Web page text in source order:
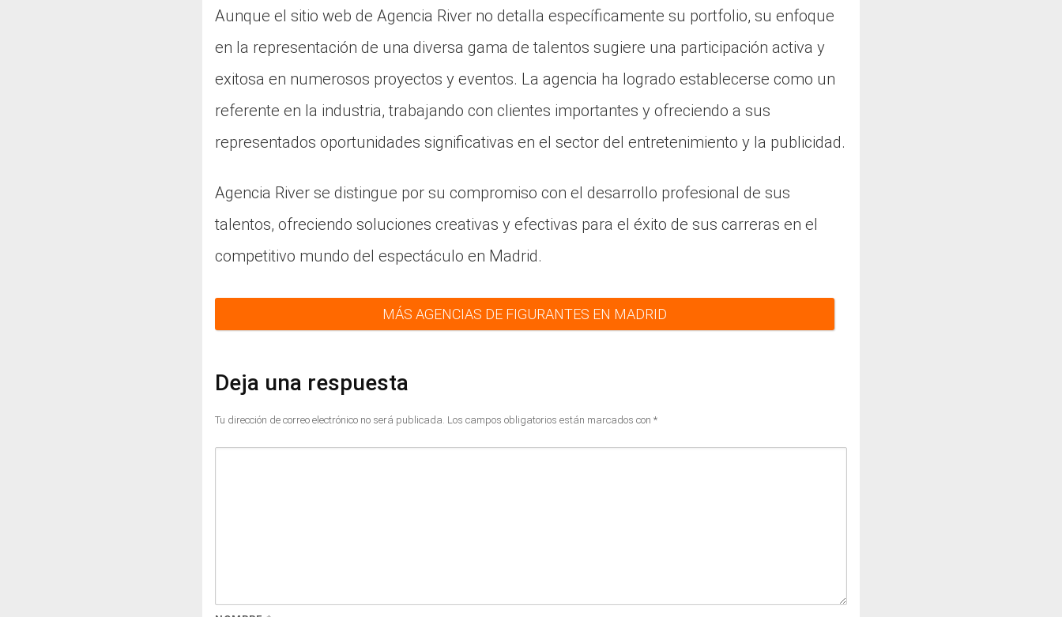
Aunque el sitio web de Agencia River no detalla específicamente su portfolio, su enfoque
en la representación de una diversa gama de talentos sugiere una participación activa y
exitosa en numerosos proyectos y eventos. La agencia ha logrado establecerse como un
referente en la industria, trabajando con clientes importantes y ofreciendo a sus
representados oportunidades significativas en el sector del entretenimiento y la publicidad.
Agencia River se distingue por su compromiso con el desarrollo profesional de sus
talentos, ofreciendo soluciones creativas y efectivas para el éxito de sus carreras en el
competitivo mundo del espectáculo en Madrid.
MÁS AGENCIAS DE FIGURANTES EN MADRID
Deja una respuesta
Tu dirección de correo electrónico no será publicada. Los campos obligatorios están marcados con *